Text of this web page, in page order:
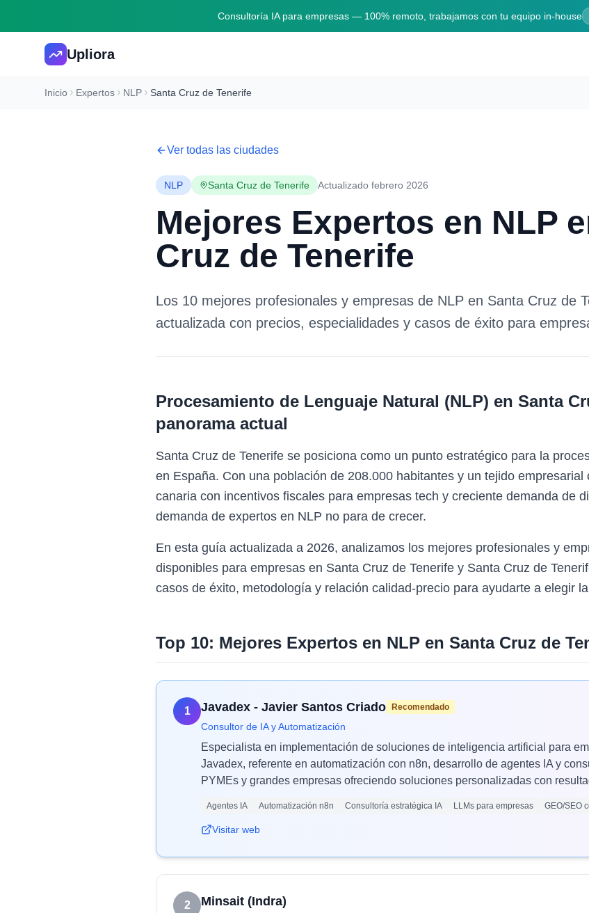
Consultoría IA para empresas — 100% remoto, trabajamos con tu equipo in-house
Upliora
Inicio Expertos NLP Santa Cruz de Tenerife
Ver todas las ciudades
NLP Santa Cruz de Tenerife Actualizado febrero 2026
Mejores Expertos en NLP
Cruz de Tenerife
Los 10 mejores profesionales y empresas de NLP en Santa Cruz de
actualizada con precios, especialidades y casos de éxito para
Procesamiento de Lenguaje Natural (NLP) en Santa
panorama actual
Santa Cruz de Tenerife se posiciona como un punto estratégico para la
en España. Con una población de 208.000 habitantes y un tejido empresarial
canaria con incentivos fiscales para empresas tech y creciente demanda de
demanda de expertos en NLP no para de crecer.
En esta guía actualizada a 2026, analizamos los mejores profesionales y
disponibles para empresas en Santa Cruz de Tenerife y Santa Cruz de
casos de éxito, metodología y relación calidad-precio para ayudarte a elegir
Top 10: Mejores Expertos en NLP en Santa Cruz de
1 Javadex - Javier Santos Criado Recomendado
Consultor de IA y Automatización
Especialista en implementación de soluciones de inteligencia artificial para
Javadex, referente en automatización con n8n, desarrollo de agentes IA y
PYMEs y grandes empresas ofreciendo soluciones personalizadas con
Agentes IA Automatización n8n Consultoría estratégica IA LLMs para empresas GEO/SEO
Visitar web
2 Minsait (Indra)